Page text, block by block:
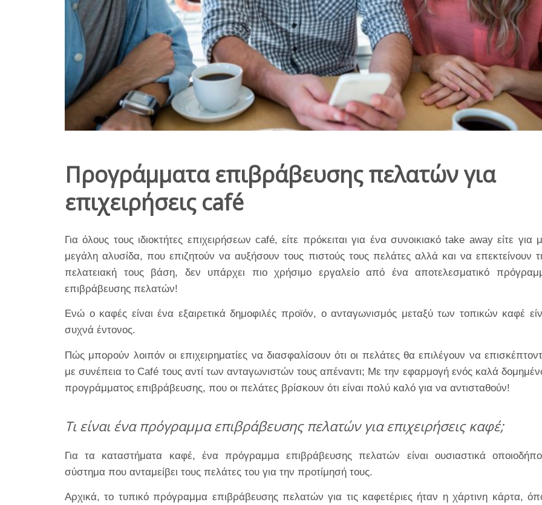
Προγράμματα επιβράβευσης πελατών για
επιχειρήσεις café
Για όλους τους ιδιοκτήτες επιχειρήσεων café, είτε πρόκειται για ένα συνοικιακό take away είτε για
μεγάλη αλυσίδα, που επιζητούν να αυξήσουν τους πιστούς τους πελάτες αλλά και να επεκτείνουν
πελατειακή τους βάση, δεν υπάρχει πιο χρήσιμο εργαλείο από ένα αποτελεσματικό
επιβράβευσης πελατών!
Ενώ ο καφές είναι ένα εξαιρετικά δημοφιλές προϊόν, ο ανταγωνισμός μεταξύ των τοπικών καφέ
συχνά έντονος.
Πώς μπορούν λοιπόν οι επιχειρηματίες να διασφαλίσουν ότι οι πελάτες θα επιλέγουν να
με συνέπεια το Café τους αντί των ανταγωνιστών τους απέναντι; Με την εφαρμογή ενός καλά
προγράμματος επιβράβευσης, που οι πελάτες βρίσκουν ότι είναι πολύ καλό για να αντισταθούν!
Τι είναι ένα πρόγραμμα επιβράβευσης πελατών για επιχειρήσεις καφέ;
Για τα καταστήματα καφέ, ένα πρόγραμμα επιβράβευσης πελατών είναι ουσιαστικά
σύστημα που ανταμείβει τους πελάτες του για την προτίμησή τους.
Αρχικά, το τυπικό πρόγραμμα επιβράβευσης πελατών για τις καφετέριες ήταν η χάρτινη κάρτα,